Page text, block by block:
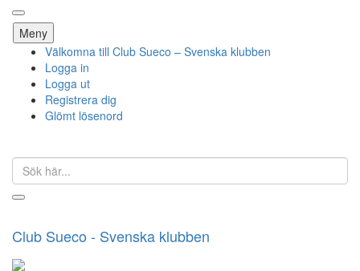
Meny Hoppa
till
innehåll
Välkomna till Club Sueco – Svenska klubben
Logga in
Logga ut
Registrera dig
Glömt lösenord
Sök
efter:
Club Sueco - Svenska klubben